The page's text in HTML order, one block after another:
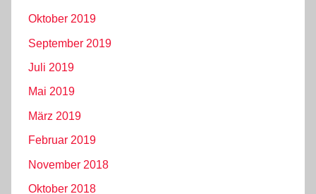
Oktober 2019
September 2019
Juli 2019
Mai 2019
März 2019
Februar 2019
November 2018
Oktober 2018